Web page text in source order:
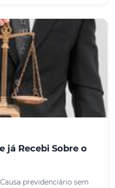
já Recebi Sobre o
previdenciário sem